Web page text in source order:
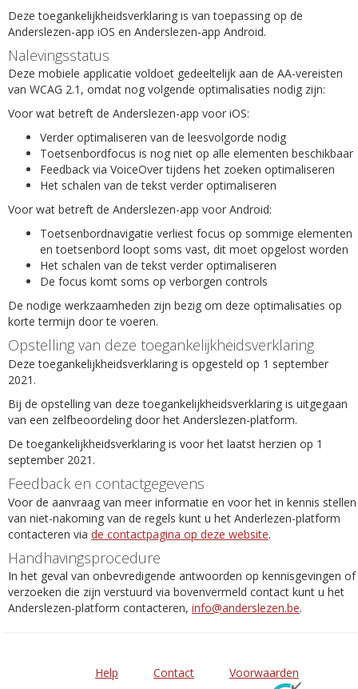
Deze toegankelijkheidsverklaring is van toepassing op de
Anderslezen-app iOS en Anderslezen-app Android.
Nalevingsstatus
Deze mobiele applicatie voldoet gedeeltelijk aan de AA-vereisten
van WCAG 2.1, omdat nog volgende optimalisaties nodig zijn:
Voor wat betreft de Anderslezen-app voor iOS:
Verder optimaliseren van de leesvolgorde nodig
Toetsenbordfocus is nog niet op alle elementen beschikbaar
Feedback via VoiceOver tijdens het zoeken optimaliseren
Het schalen van de tekst verder optimaliseren
Voor wat betreft de Anderslezen-app voor Android:
Toetsenbordnavigatie verliest focus op sommige elementen
en toetsenbord loopt soms vast, dit moet opgelost worden
Het schalen van de tekst verder optimaliseren
De focus komt soms op verborgen controls
De nodige werkzaamheden zijn bezig om deze optimalisaties op
korte termijn door te voeren.
Opstelling van deze toegankelijkheidsverklaring
Deze toegankelijkheidsverklaring is opgesteld op 1 september
2021.
Bij de opstelling van deze toegankelijkheidsverklaring is uitgegaan
van een zelfbeoordeling door het Anderslezen-platform.
De toegankelijkheidsverklaring is voor het laatst herzien op 1
september 2021.
Feedback en contactgegevens
Voor de aanvraag van meer informatie en voor het in kennis stellen
van niet-nakoming van de regels kunt u het Anderlezen-platform
contacteren via de contactpagina op deze website.
Handhavingsprocedure
In het geval van onbevredigende antwoorden op kennisgevingen of
verzoeken die zijn verstuurd via bovenvermeld contact kunt u het
Anderslezen-platform contacteren, info@anderslezen.be.
Help Contact
Voorwaarden